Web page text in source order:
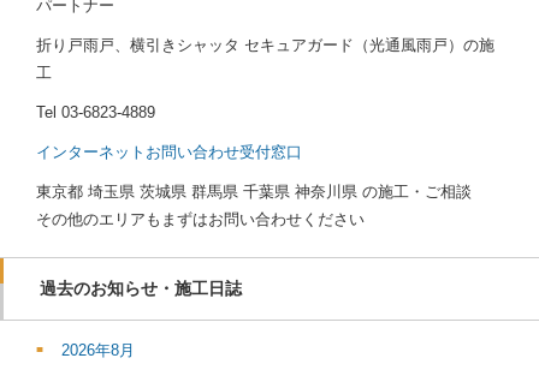
パートナー
折り戸雨戸、横引きシャッタ セキュアガード（光通風雨戸）の施
工
Tel 03-6823-4889
インターネットお問い合わせ受付窓口
東京都 埼玉県 茨城県 群馬県 千葉県 神奈川県 の施工・ご相談
その他のエリアもまずはお問い合わせください
過去のお知らせ・施工日誌
2026年8月